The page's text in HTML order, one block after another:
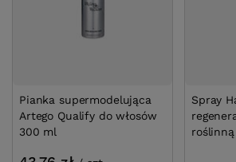
Pianka supermodelująca
Artego Qualify do włosów
300 ml
Spray